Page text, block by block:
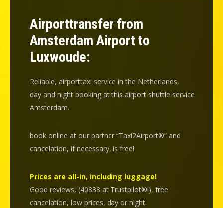
Airporttransfer from
Amsterdam Airport to
Luxwoude:
Reliable, airporttaxi service in the Netherlands,
day and night booking at this airport shuttle service
Amsterdam.
book online at our partner “Taxi2Airport®” and
cancelation, if necessary, is free!
Prices are all-in, including luggage!
Good reviews, (40838 at Trustpilot®!), free
cancelation, low prices, day or night.